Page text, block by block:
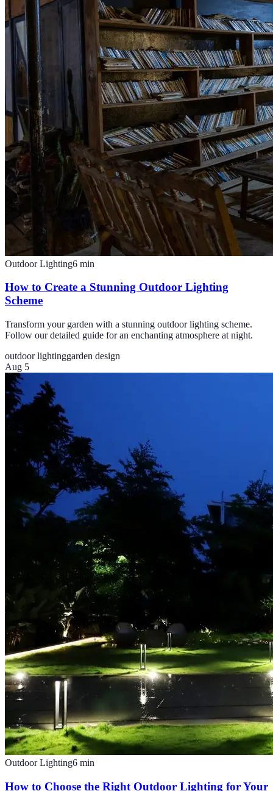
Outdoor Lighting6 min
How to Create a Stunning Outdoor Lighting
Scheme
Transform your garden with a stunning outdoor lighting scheme.
Follow our detailed guide for an enchanting atmosphere at night.
outdoor lightinggarden design
Aug 5
Outdoor Lighting6 min
How to Choose the Right Outdoor Lighting for Your